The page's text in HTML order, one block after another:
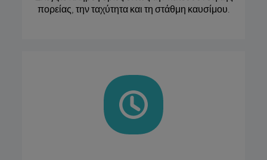
πορείας, την ταχύτητα και τη στάθμη καυσίμου.